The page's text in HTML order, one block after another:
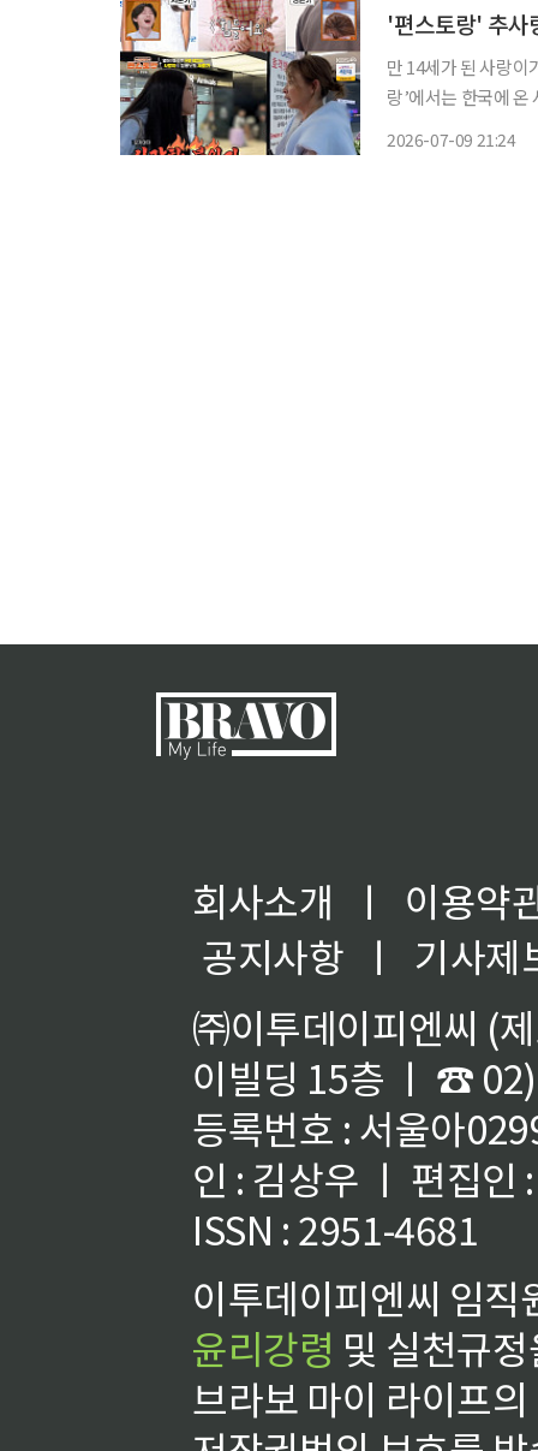
만 14세가 된 사랑이가 지독한 사
랑’에서는 한국에 온 사랑이
2026-07-09 21:24
회사소개 ㅣ
이용약
공지사항
ㅣ
기사제
㈜이투데이피엔씨 (
이빌딩 15층 ㅣ ☎
등록번호 : 서울아
인 : 김상우 ㅣ 편집인
ISSN : 2951-4681
이투데이피엔씨 임
윤리강령 및 실천규
브라보 마이 라이프